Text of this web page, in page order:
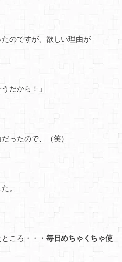
のですが、欲しい理由が
だから！」
ったので、（笑）
。
ころ・・・ 毎日めちゃくちゃ使